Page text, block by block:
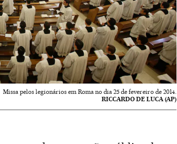
Missa pelos legionários em Roma no dia 25 de fevereiro de 2014.
RICCARDO DE LUCA (AP)